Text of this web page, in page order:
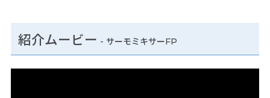
紹介ムービー - サーモミキサーFP